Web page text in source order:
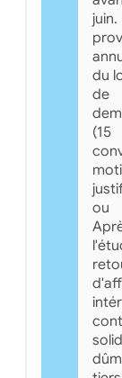
du
de
(15
ou